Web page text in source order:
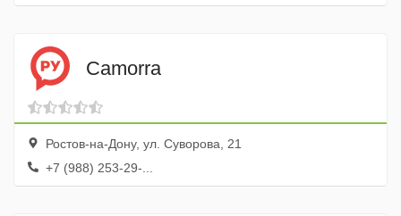
Camorra
Ростов-на-Дону, ул. Суворова, 21
+7 (988) 253-29-...